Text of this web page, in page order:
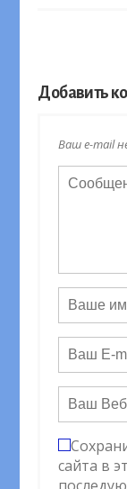
Добавить
Ваш e-mail
сайта в